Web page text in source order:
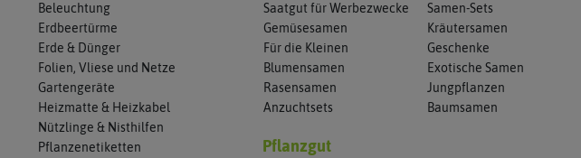
Beleuchtung
Erdbeertürme
Erde & Dünger
Folien, Vliese und Netze
Gartengeräte
Heizmatte & Heizkabel
Nützlinge & Nisthilfen
Pflanzenetiketten
Saatgut für Werbezwecke
Samen-Sets
Gemüsesamen
Kräutersamen
Für die Kleinen
Geschenke
Blumensamen
Exotische Samen
Rasensamen
Jungpflanzen
Anzuchtsets
Baumsamen
Pflanzgut